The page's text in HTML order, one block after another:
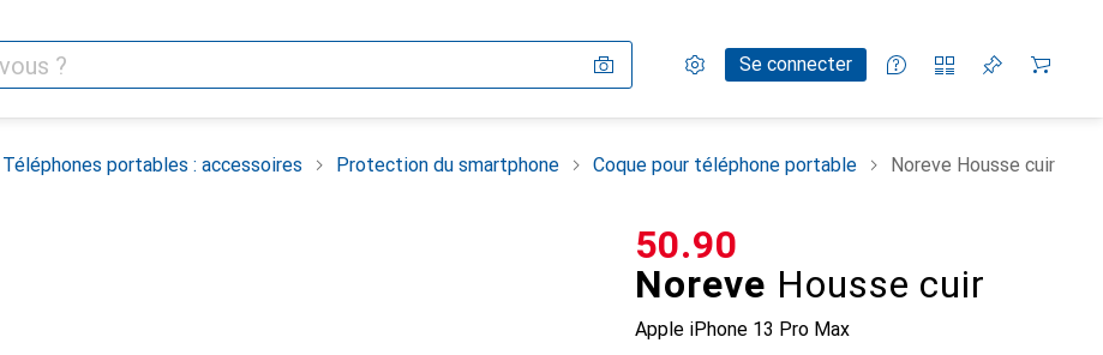
Paramètres
Compte clientSe connecter
Listes de comparaison
Listes d'envies
Panier
Téléphones portables : accessoires Protection du smartphone Coque pour téléphone portable Noreve Housse cuir
Noreve Housse cuir
Apple iPhone 13 Pro Max
CHF
50.90